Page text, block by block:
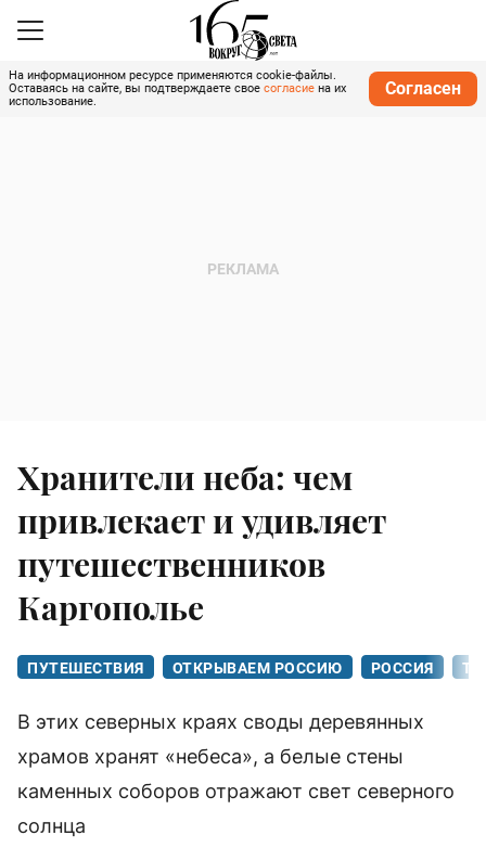
На информационном ресурсе применяются cookie-файлы.
Оставаясь на сайте, вы подтверждаете свое согласие на их
использование.
Согласен
Хранители неба: чем
привлекает и удивляет
путешественников
Каргополье
ПУТЕШЕСТВИЯ ОТКРЫВАЕМ РОССИЮ РОССИЯ
В этих северных краях своды деревянных
храмов хранят «небеса», а белые стены
каменных соборов отражают свет северного
солнца